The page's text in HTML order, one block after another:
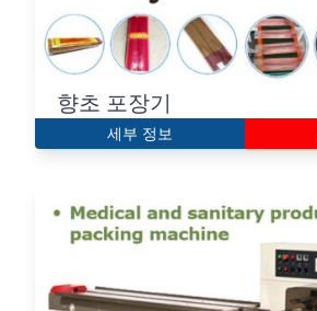
향초 포장기
세부 정보